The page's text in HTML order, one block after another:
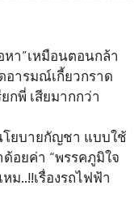
หา”เหมือนตอนกล้า
อารมณ์เกี้ยวกราด
กพี่ เสียมากกว่า
โยบายกัญชา แบบใช้
อยค่า “พรรคภูมิใจ
ม..!!เรื่องรถไฟฟ้า